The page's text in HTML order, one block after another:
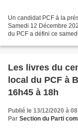
Un candidat PCF à la
Samedi 12 Décembre
du PCF a défini ce
Les livres du
local du PCF à
16h45 à 18h
Publié le 13/12/2020 à
Par Section du Parti